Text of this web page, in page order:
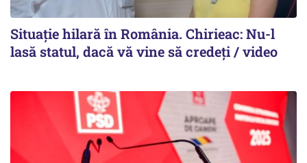
Situație hilară în România. Chirieac: Nu-l
lasă statul, dacă vă vine să credeți / video